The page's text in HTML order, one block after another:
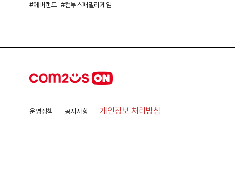
에버랜드
컴투스패밀리게임
운영정책 공지사항 개인정보 처리방침